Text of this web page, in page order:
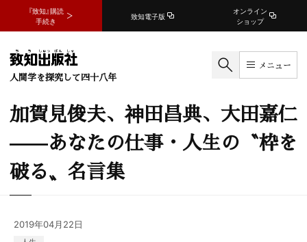
『致知』購読
手続き
致知電子版
オンライン
ショップ
人間学を探究して四十八年
メニュー
加賀見俊夫、神田昌典、大田嘉仁
——あなたの仕事・人生の〝枠を
破る〟名言集
2019年04月22日